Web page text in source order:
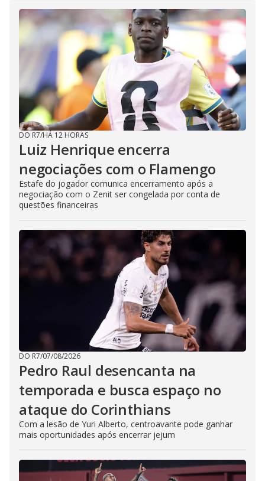
DO R7/HÁ 12 HORAS
Luiz Henrique encerra
negociações com o Flamengo
Estafe do jogador comunica encerramento após a
negociação com o Zenit ser congelada por conta de
questões financeiras
DO R7/07/08/2026
Pedro Raul desencanta na
temporada e busca espaço no
ataque do Corinthians
Com a lesão de Yuri Alberto, centroavante pode ganhar
mais oportunidades após encerrar jejum